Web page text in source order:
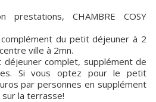
CHAMBRE COSY
du petit déjeuner à 2
ville à 2mn.
complet, supplément de
Si vous optez pour le petit
par personnes en supplément
la terrasse!